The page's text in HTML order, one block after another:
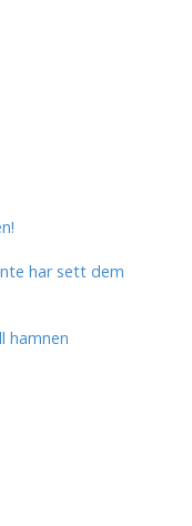
har sett dem
hamnen